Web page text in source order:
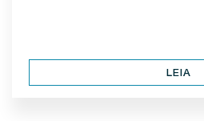
LEIA